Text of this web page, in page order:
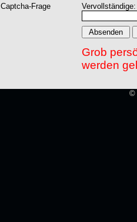
Captcha-Frage
Grob
werden
©